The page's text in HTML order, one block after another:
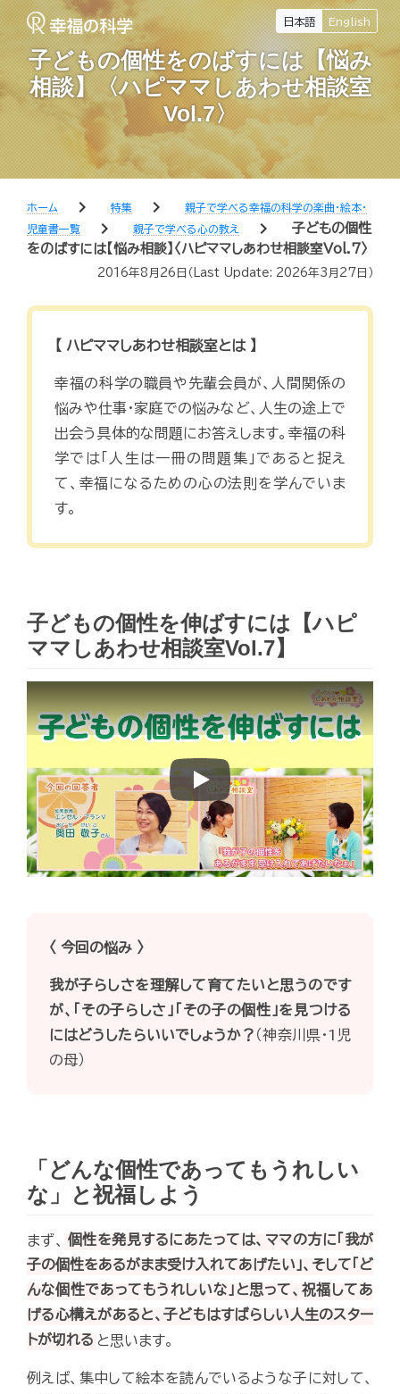
日本語 English
子どもの個性をのばすには【悩み
相談】〈ハピママしあわせ相談室
Vol.7〉
ホーム chevron_right 特集 chevron_right
親子で学べる幸福の科学の楽曲・絵本・
児童書一覧
chevron_right 親子で学べる心の教え chevron_right
子どもの個性
をのばすには【悩み相談】〈ハピママしあわせ相談室Vol.7〉
2016年8月26日 （Last Update: 2026年3月27日 ）
【 ハピママしあわせ相談室とは 】
幸福の科学の職員や先輩会員が、人間関係の
悩みや仕事・家庭での悩みなど、人生の途上で
出会う具体的な問題にお答えします。幸福の科
学では「人生は一冊の問題集」であると捉え
て、幸福になるための心の法則を学んでいま
す。
子どもの個性を伸ばすには【ハピ
ママしあわせ相談室Vol.7】
Play
〈 今回の悩み 〉
我が子らしさを理解して育てたいと思うのです
が、「その子らしさ」「その子の個性」を見つける
にはどうしたらいいでしょうか？ （神奈川県・1児
の母）
「どんな個性であってもうれしい
な」と祝福しよう
まず、
個性を発見するにあたっては、ママの方に「我が
子の個性をあるがまま受け入れてあげたい」、そして「ど
んな個性であってもうれしいな」と思って、祝福してあ
げる心構えがあると、子どもはすばらしい人生のスター
トが切れる と思います。
例えば、集中して絵本を読んでいるような子に対して、